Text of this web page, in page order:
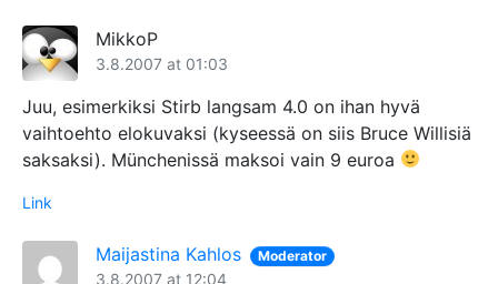
MikkoP
3.8.2007 at 01:03
Juu, esimerkiksi Stirb langsam 4.0 on ihan hyvä
vaihtoehto elokuvaksi (kyseessä on siis Bruce Willisiä
saksaksi). Münchenissä maksoi vain 9 euroa
Link
Maijastina Kahlos Moderator
3.8.2007 at 12:04